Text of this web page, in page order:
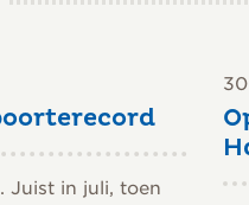
Juist in juli, toen